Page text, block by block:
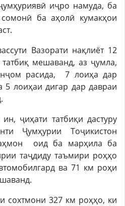
иҷро намуда, ба
ба аҳолӣ кумакҳои
Вазорати нақлиёт 12
мешаванд, аз ҷумла,
расида, 7 лоиҳа дар
лоиҳаи дигар дар давраи
татбиқи дастуру
Ҷумҳурии Тоҷикистон
оид ба марҳила ба
таҷдиду таъмири роҳҳо
ва 71 км роҳи
327 км роҳҳо, ки